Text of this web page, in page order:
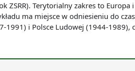
Terytorialny zakres to Europa
ma miejsce w odniesieniu do
1991) i Polsce Ludowej (1944-1989),